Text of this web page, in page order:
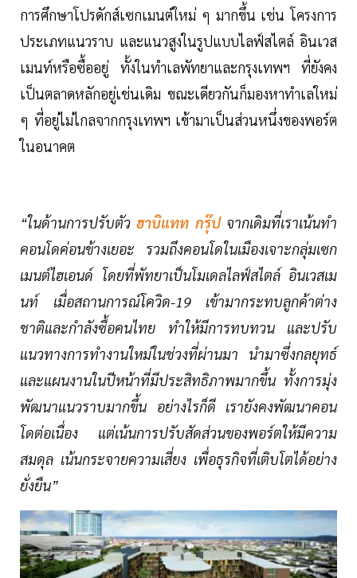
การศึกษาโปรดักส์เซกเมนต์ใหม่ ๆ มากขึ้น เช่น โครงการ
ประเภทแนวราบ และแนวสูงในรูปแบบไลฟ์สไตล์ อินเวส
เมนท์หรือซื้ออยู่ ทั้งในทำเลพัทยาและกรุงเทพฯ ที่ยังคง
เป็นตลาดหลักอยู่เช่นเดิม ขณะเดียวกันก็มองหาทำเลใหม่
ๆ ที่อยู่ไม่ไกลจากกรุงเทพฯ เข้ามาเป็นส่วนหนึ่งของพอร์ต
ในอนาคต
“ในด้านการปรับตัว ฮาบิแทท กรุ๊ป จากเดิมที่เราเน้นทำ
คอนโดค่อนข้างเยอะ รวมถึงคอนโดในเมืองเจาะกลุ่มเซก
เมนต์ไฮเอนด์ โดยที่พัทยาเป็นโมเดลไลฟ์สไตล์ อินเวสเม
นท์ เมื่อสถานการณ์โควิด-19 เข้ามากระทบลูกค้าต่าง
ชาติและกำลังซื้อคนไทย ทำให้มีการทบทวน และปรับ
แนวทางการทำงานใหม่ในช่วงที่ผ่านมา นำมาซึ่งกลยุทธ์
และแผนงานในปีหน้าที่มีประสิทธิภาพมากขึ้น ทั้งการมุ่ง
พัฒนาแนวราบมากขึ้น อย่างไรก็ดี เรายังคงพัฒนาคอน
โดต่อเนื่อง แต่เน้นการปรับสัดส่วนของพอร์ตให้มีความ
สมดุล เน้นกระจายความเสี่ยง เพื่อธุรกิจที่เติบโตได้อย่าง
ยั่งยืน”